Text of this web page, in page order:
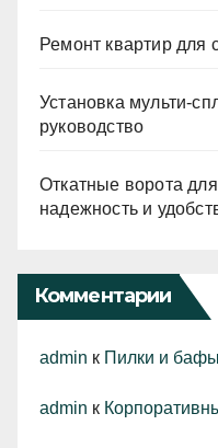
Ремонт квартир для
Установка мульти-
руководство
Откатные ворота
надежность и
Комментарии
admin к Пилки и
admin к